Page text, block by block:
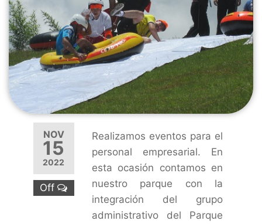
NOV
15
2022
Off
Realizamos eventos para el
personal empresarial. En
esta ocasión contamos en
nuestro parque con la
integración del grupo
administrativo del Parque